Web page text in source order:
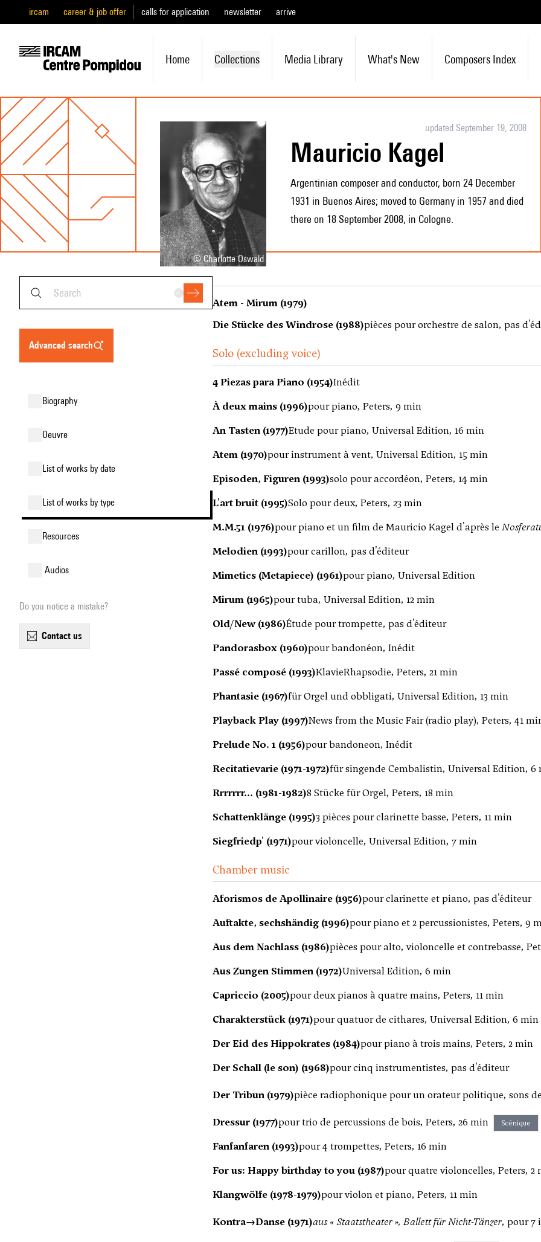
ircam career & job offer calls for application newsletter arrive
Home Collections Media Library What's New Composers Index
© Charlotte Oswald
updated September 19, 2008
Mauricio Kagel
Argentinian composer and conductor, born 24 December
1931 in Buenos Aires; moved to Germany in 1957 and died
there on 18 September 2008, in Cologne.
advanced search
biography
oeuvre
list of works by date
list of works by type
resources
audios
Do you notice a mistake?
contact us
Atem - Mirum (1979)
Die Stücke des Windrose (1988)pièces pour orchestre de salon, pas
Solo (excluding voice)
4 Piezas para Piano (1954)Inédit
À deux mains (1996)pour piano, Peters, 9 min
An Tasten (1977)Etude pour piano, Universal Edition, 16 min
Atem (1970)pour instrument à vent, Universal Edition, 15 min
Episoden, Figuren (1993)solo pour accordéon, Peters, 14 min
L'art bruit (1995)Solo pour deux, Peters, 23 min
M.M.51 (1976)pour piano et un film de Mauricio Kagel d'après le
Melodien (1993)pour carillon, pas d'éditeur
Mimetics (Metapiece) (1961)pour piano, Universal Edition
Mirum (1965)pour tuba, Universal Edition, 12 min
Old/New (1986)Étude pour trompette, pas d'éditeur
Pandorasbox (1960)pour bandonéon, Inédit
Passé composé (1993)KlavieRhapsodie, Peters, 21 min
Phantasie (1967)für Orgel und obbligati, Universal Edition, 13 min
Playback Play (1997)News from the Music Fair (radio play), Peters, 41
Prelude No. 1 (1956)pour bandoneon, Inédit
Recitatievarie (1971-1972)für singende Cembalistin, Universal Edition, 6
Rrrrrrr... (1981-1982)8 Stücke für Orgel, Peters, 18 min
Schattenklänge (1995)3 pièces pour clarinette basse, Peters, 11 min
Siegfriedp' (1971)pour violoncelle, Universal Edition, 7 min
Chamber music
Aforismos de Apollinaire (1956)pour clarinette et piano, pas d'éditeur
Auftakte, sechshändig (1996)pour piano et 2 percussionistes, Peters, 9
Aus dem Nachlass (1986)pièces pour alto, violoncelle et contrebasse,
Aus Zungen Stimmen (1972)Universal Edition, 6 min
Capriccio (2005)pour deux pianos à quatre mains, Peters, 11 min
Charakterstück (1971)pour quatuor de cithares, Universal Edition, 6 min
Der Eid des Hippokrates (1984)pour piano à trois mains, Peters, 2 min
Der Schall (le son) (1968)pour cinq instrumentistes, pas d'éditeur
Der Tribun (1979)pièce radiophonique pour un orateur politique, sons
Dressur (1977)pour trio de percussions de bois, Peters, 26 min Scénique
Fanfanfaren (1993)pour 4 trompettes, Peters, 16 min
For us: Happy birthday to you (1987)pour quatre violoncelles, Peters, 2
Klangwölfe (1978-1979)pour violon et piano, Peters, 11 min
Kontra→Danse (1971)aus « Staatstheater », Ballett für Nicht-Tänzer, pour 7